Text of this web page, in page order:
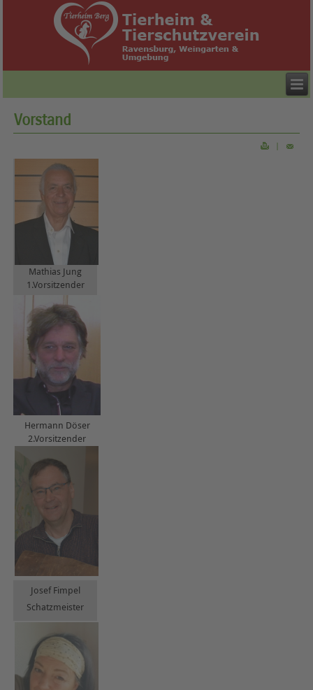
Vorstand
|
Mathias Jung
1.Vorsitzender
Hermann Döser
2.Vorsitzender
Josef Fimpel
Schatzmeister